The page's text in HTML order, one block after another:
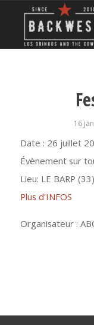
16
Date : 26 juillet
Évènement sur
Lieu: LE BARP (33)
Plus d'INFOS
Organisateur :